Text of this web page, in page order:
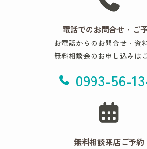
電話でのお問合せ・ご
お電話からのお問合せ・資
無料相談会のお申し込みは
0993-56-
無料相談来店ご予約